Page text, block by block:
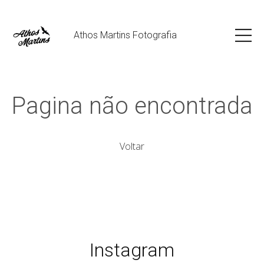
Athos Martins Fotografia
Pagina não encontrada
Voltar
Instagram